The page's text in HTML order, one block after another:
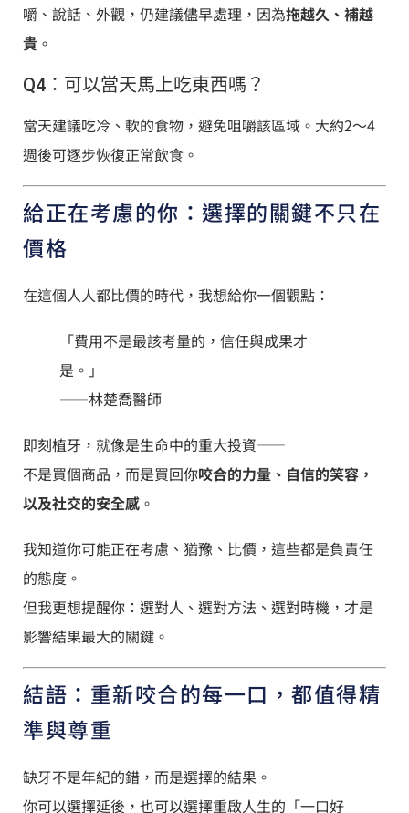
嚼、說話、外觀，仍建議儘早處理，因為拖越久、補越
貴 。
Q4：可以當天馬上吃東西嗎？
當天建議吃冷、軟的食物，避免咀嚼該區域。大約2～4
週後可逐步恢復正常飲食。
給正在考慮的你：選擇的關鍵不只在
價格
在這個人人都比價的時代，我想給你一個觀點：
「費用不是最該考量的，信任與成果才
是。」
——林楚喬醫師
即刻植牙，就像是生命中的重大投資——
不是買個商品，而是買回你咬合的力量、自信的笑容，
以及社交的安全感 。
我知道你可能正在考慮、猶豫、比價，這些都是負責任
的態度。
但我更想提醒你：選對人、選對方法、選對時機，才是
影響結果最大的關鍵。
結語：重新咬合的每一口，都值得精
準與尊重
缺牙不是年紀的錯，而是選擇的結果。
你可以選擇延後，也可以選擇重啟人生的「一口好